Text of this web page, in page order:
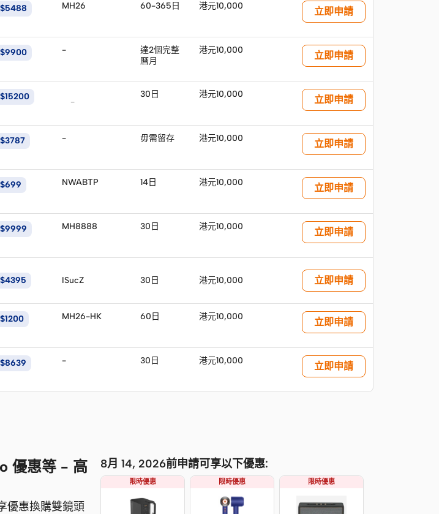
MH26 60-365日 港元10,000
立即申請
-
達2個完整
曆月
港元10,000
立即申請
-
30日 港元10,000
立即申請
- 毋需留存 港元10,000
立即申請
NWABTP 14日 港元10,000
立即申請
MH8888 30日 港元10,000 立即申請
ISucZ 30日 港元10,000
立即申請
MH26-HK 60日 港元10,000
立即申請
- 30日 港元10,000 立即申請
優惠等 - 高
優惠換購雙鏡頭
8月 14, 2026前申請可享以下優惠:
限時優惠 限時優惠 限時優惠